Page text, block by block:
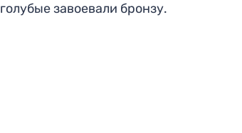
голубые завоевали бронзу.